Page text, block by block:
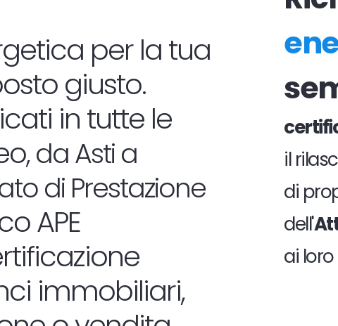
per la tua
giusto.
in tutte le
, da Asti a
di Prestazione
APE
immobiliari,
il
di
dell'
ai